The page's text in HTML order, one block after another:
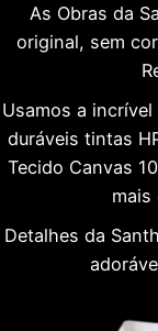
As Obras da
original, sem
Usamos a
duráveis tintas
Tecido Canvas
mais
Detalhes da